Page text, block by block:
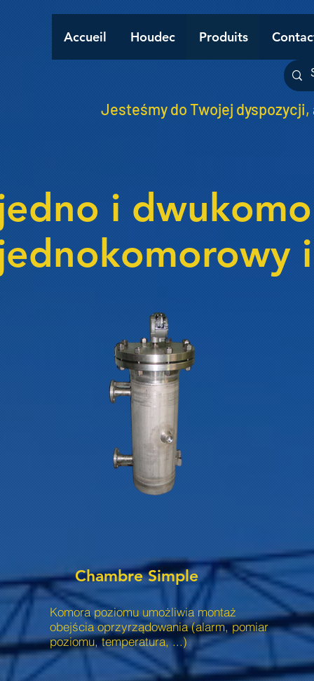
Accueil Houdec Produits
Jesteśmy do Twojej
i
Chambre Simple
Komora poziomu umożliwia montaż
obejścia oprzyrządowania (alarm, pomiar
poziomu, temperatura, ...)